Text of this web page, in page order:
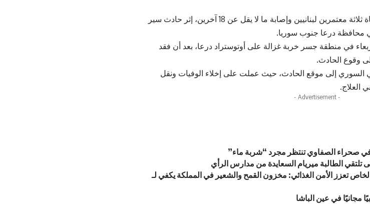
أفادت وسائل إعلام لبنانية وسورية بوفاة ثلاثة معتمرين لبنانيين وإصابة ما لا يقل عن 18 آخرين، إثر حادث سير
محافظة درعا جنوب سوريا.
في منطقة جسر خربة غزالة على أوتوستراد درعا، بعد أن فقد
وقوع الحادث.
السوري إلى موقع الحادث، حيث عملت على إخلاء الوفيات ونقل
العلاج.
- Advertisement -
في صحراء الصفاوي تنتظر مجرد “شربة ماء”
تلتقي الطالبة ميريام السعايدة من مدارس الرأي
تعزز الأمن الغذائي: مخزون القمح والشعير في المملكة يكفي لـ
في عين الباشا